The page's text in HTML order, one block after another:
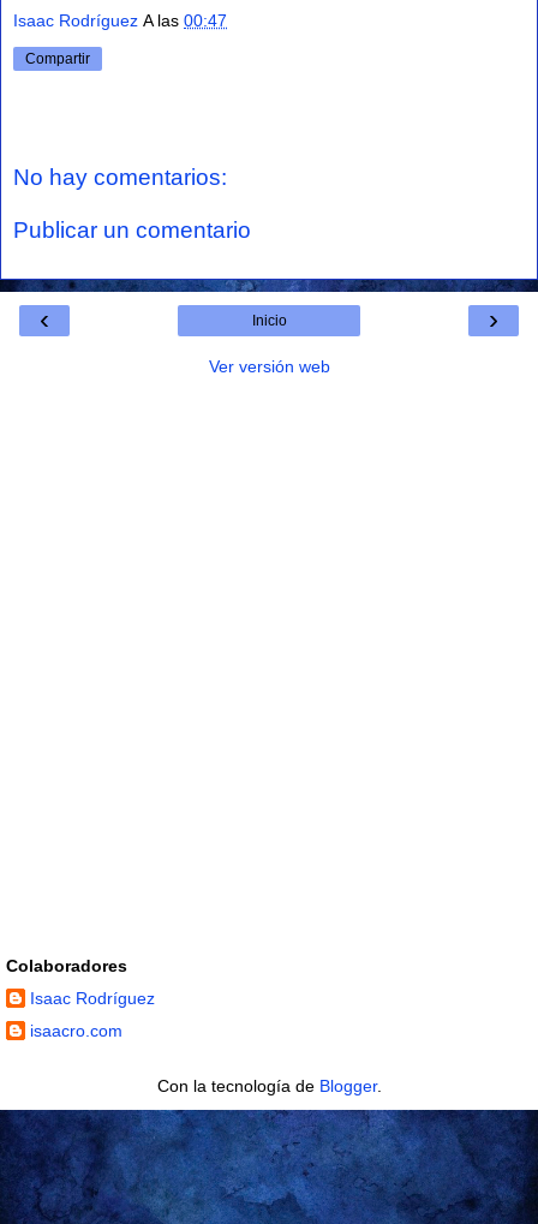
Isaac Rodríguez A las 00:47
Compartir
No hay comentarios:
Publicar un comentario
‹ ›
Inicio
Ver versión web
Colaboradores
Isaac Rodríguez
isaacro.com
Con la tecnología de Blogger.